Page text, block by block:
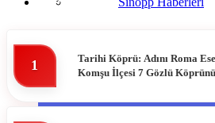
DIKMEN
SERVISLER
HAVA DURUMU
1
Tarihi Köprü: Adını Roma
Komşu İlçesi 7 Gözlü